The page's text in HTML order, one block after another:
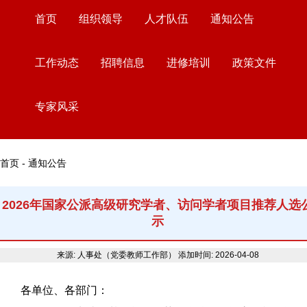
首页 组织领导 人才队伍 通知公告
工作动态 招聘信息 进修培训 政策文件
专家风采
首页 - 通知公告
2026年国家公派高级研究学者、访问学者项目推荐人选
示
来源: 人事处（党委教师工作部） 添加时间: 2026-04-08
各单位、各部门：